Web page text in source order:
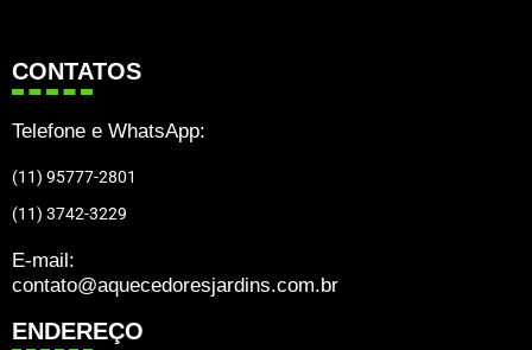
CONTATOS
Telefone e WhatsApp:
(11) 95777-2801
(11) 3742-3229
E-mail:
contato@aquecedoresjardins.com.br
ENDEREÇO